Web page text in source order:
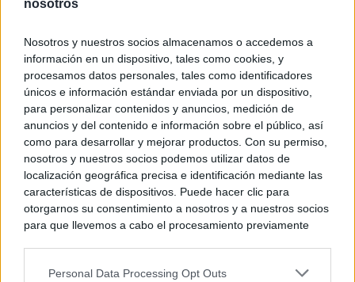
nosotros
Nosotros y nuestros socios almacenamos o accedemos a
información en un dispositivo, tales como cookies, y
procesamos datos personales, tales como identificadores
únicos e información estándar enviada por un dispositivo,
para personalizar contenidos y anuncios, medición de
anuncios y del contenido e información sobre el público, así
como para desarrollar y mejorar productos. Con su permiso,
nosotros y nuestros socios podemos utilizar datos de
localización geográfica precisa e identificación mediante las
características de dispositivos. Puede hacer clic para
otorgarnos su consentimiento a nosotros y a nuestros socios
para que llevemos a cabo el procesamiento previamente
negar su consentimiento. Tenga en cuenta que algún
Personal Data Processing Opt Outs
España tiene
principales, un
© Kiosko.net Aviso Legal Privacidad y Cookies